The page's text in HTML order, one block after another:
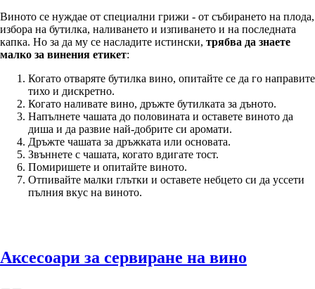
Виното се нуждае от специални грижи - от събирането на плода,
избора на бутилка, наливането и изпиването и на последната
капка. Но за да му се насладите истински, трябва да знаете
малко за винения етикет:
Когато отваряте бутилка вино, опитайте се да го направите
тихо и дискретно.
Когато наливате вино, дръжте бутилката за дъното.
Напълнете чашата до половината и оставете виното да
диша и да развие най-добрите си аромати.
Дръжте чашата за дръжката или основата.
Звъннете с чашата, когато вдигате тост.
Помиришете и опитайте виното.
Отпивайте малки глътки и оставете небцето си да уссети
пълния вкус на виното.
Аксесоари за сервиране на вино